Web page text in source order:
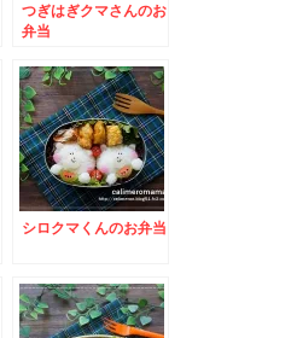
つぎはぎクマさんのお
弁当
シロクマくんのお弁当